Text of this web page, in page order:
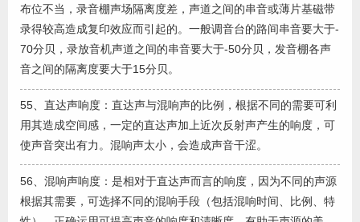
布位不当，录音棚声场隔离度差，声道之间的串音或薄片基磁带
录得较高造成复印效应而引起的。一般调音台的路间串音要大于-
70分贝，录放音机声道之间的串音要大于-50分贝，发音棚各声
音之间的隔离度要大于15分贝。
55、直达声响度：直达声与混响声的比例，根据不同的需要可利
用其造成空间感，一定的直达声加上近次反射声产生的响度，可
使声音突出有力。混响声太小，会造成声音干涩。
56、混响声响度：是相对于直达声而言的响度，因为不同的声源
根据其需要，可选择不同的混响手段（包括混响时间、比例、特